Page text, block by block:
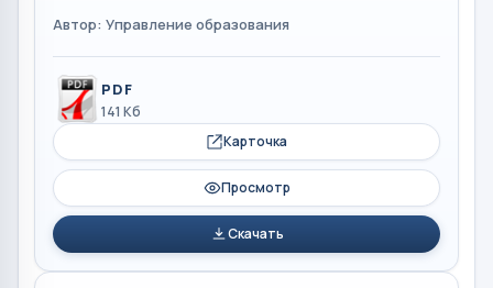
Автор: Управление образования
PDF
141 Кб
Карточка
Просмотр
Скачать